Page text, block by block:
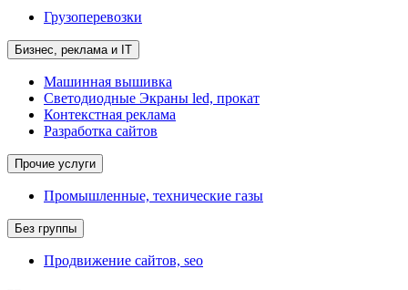
Грузоперевозки
Бизнес, реклама и IT
Машинная вышивка
Светодиодные Экраны led, прокат
Контекстная реклама
Разработка сайтов
Прочие услуги
Промышленные, технические газы
Без группы
Продвижение сайтов, seo